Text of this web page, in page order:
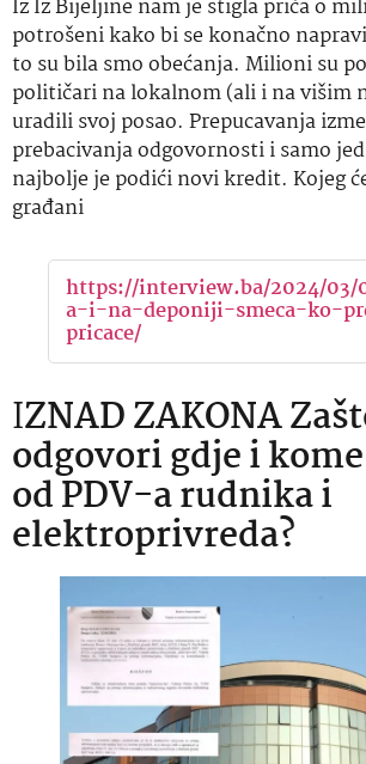
Iz Iz Bijeljine nam je stigla priča o
potrošeni kako bi se konačno
to su bila smo obećanja. Milioni su
političari na lokalnom (ali i na višim
uradili svoj posao. Prepucavanja
prebacivanja odgovornosti i samo
najbolje je podići novi kredit. Kojeg
građani
https://interview.ba/2024/
a-i-na-deponiji-smeca-ko-
pricace/
IZNAD ZAKONA
odgovori gdje i
od PDV-a rudnika i
elektroprivreda?